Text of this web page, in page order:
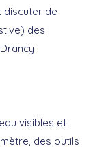
discuter de
des
:
visibles et
des outils